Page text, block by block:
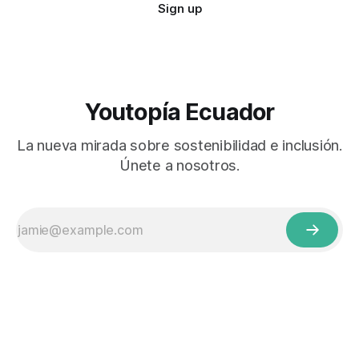
Sign up
Youtopía Ecuador
La nueva mirada sobre sostenibilidad e inclusión.
Únete a nosotros.